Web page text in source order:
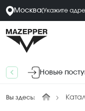
Москва(Укажите
Новые
Вы здесь: